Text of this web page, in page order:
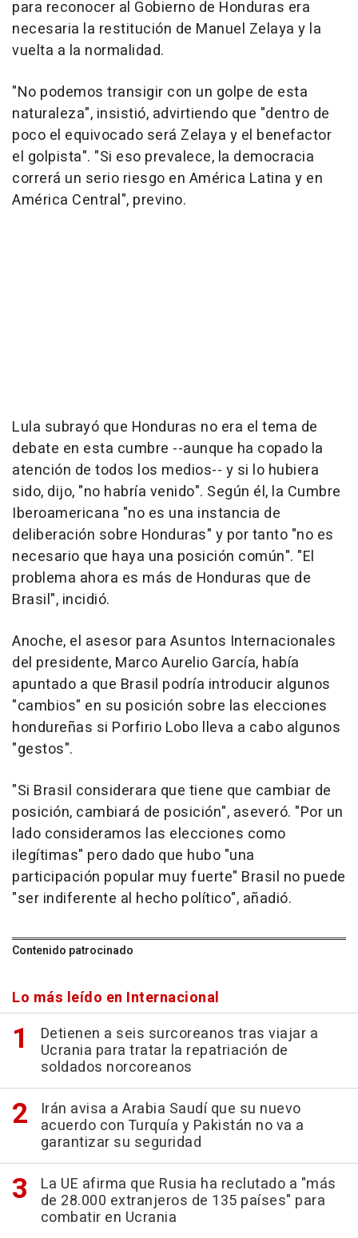
para reconocer al Gobierno de Honduras era
necesaria la restitución de Manuel Zelaya y la
vuelta a la normalidad.
"No podemos transigir con un golpe de esta
naturaleza", insistió, advirtiendo que "dentro de
poco el equivocado será Zelaya y el benefactor
el golpista". "Si eso prevalece, la democracia
correrá un serio riesgo en América Latina y en
América Central", previno.
Lula subrayó que Honduras no era el tema de
debate en esta cumbre --aunque ha copado la
atención de todos los medios-- y si lo hubiera
sido, dijo, "no habría venido". Según él, la Cumbre
Iberoamericana "no es una instancia de
deliberación sobre Honduras" y por tanto "no es
necesario que haya una posición común". "El
problema ahora es más de Honduras que de
Brasil", incidió.
Anoche, el asesor para Asuntos Internacionales
del presidente, Marco Aurelio García, había
apuntado a que Brasil podría introducir algunos
"cambios" en su posición sobre las elecciones
hondureñas si Porfirio Lobo lleva a cabo algunos
"gestos".
"Si Brasil considerara que tiene que cambiar de
posición, cambiará de posición", aseveró. "Por un
lado consideramos las elecciones como
ilegítimas" pero dado que hubo "una
participación popular muy fuerte" Brasil no puede
"ser indiferente al hecho político", añadió.
Contenido patrocinado
Lo más leído en Internacional
Detienen a seis surcoreanos tras viajar a
Ucrania para tratar la repatriación de
soldados norcoreanos
Irán avisa a Arabia Saudí que su nuevo
acuerdo con Turquía y Pakistán no va a
garantizar su seguridad
La UE afirma que Rusia ha reclutado a "más
de 28.000 extranjeros de 135 países" para
combatir en Ucrania